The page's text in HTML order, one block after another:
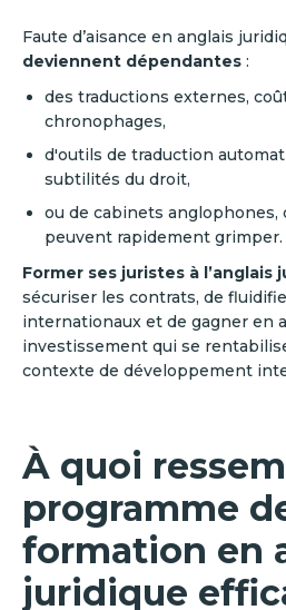
Faute d’aisance en anglais
deviennent dépendantes :
des traductions externes,
chronophages,
d'outils de traduction
subtilités du droit,
ou de cabinets anglophones,
peuvent rapidement grimper.
Former ses juristes à l’anglais
sécuriser les contrats, de
internationaux et de gagner en
investissement qui se
contexte de développement
À quoi
programme
formation en
juridique